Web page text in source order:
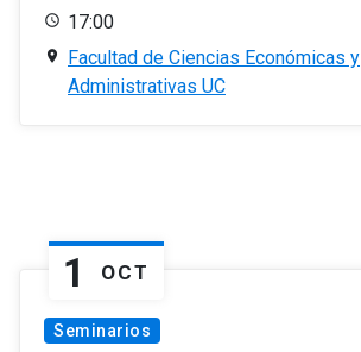
17:00
Facultad de Ciencias Económicas y
Administrativas UC
1 OCT
Seminarios